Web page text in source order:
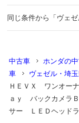
同じ条件から「ヴェ
中古車 ホンダの
車
ヴェゼル・埼
ＨＥＶＸ ワンオー
ａｙ バックカメラ
サー ＬＥＤヘッド